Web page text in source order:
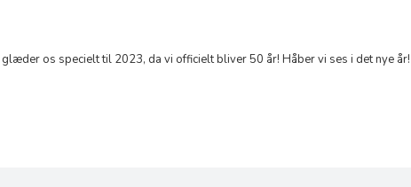
os specielt til 2023, da vi officielt bliver 50 år! Håber vi ses i det nye år!